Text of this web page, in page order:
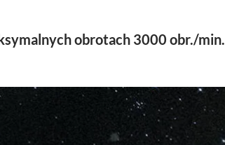
obrotach 3000 obr./min.